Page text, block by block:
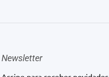
Newsletter